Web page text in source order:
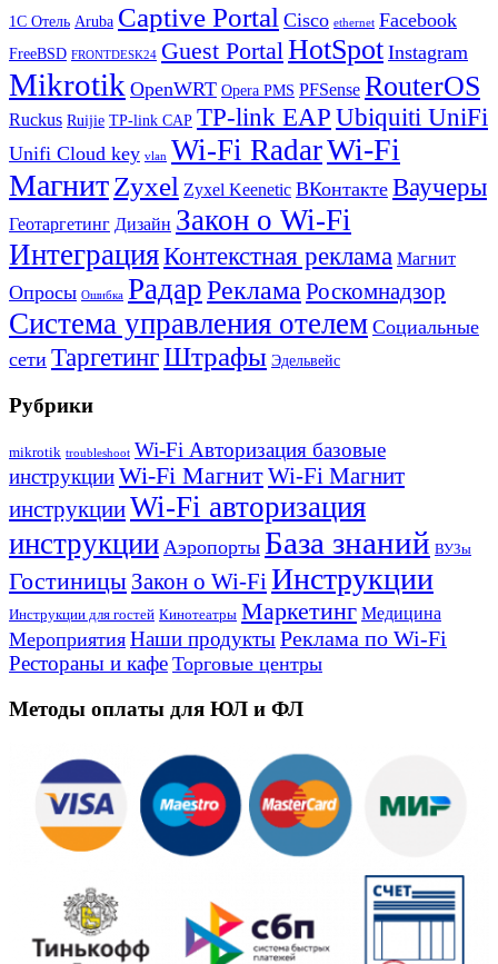
1С Отель Aruba Captive Portal Cisco ethernet Facebook
FreeBSD FRONTDESK24 Guest Portal HotSpot Instagram
Mikrotik OpenWRT Opera PMS PFSense RouterOS
Ruckus Ruijie TP-link CAP TP-link EAP Ubiquiti UniFi
Unifi Cloud key vlan Wi-Fi RadarWi-Fi
МагнитZyxel Zyxel Keenetic ВКонтакте Ваучеры
Геотаргетинг Дизайн Закон о Wi-Fi
ИнтеграцияКонтекстная реклама Магнит
Опросы Ошибка РадарРеклама Роскомнадзор
Система управления отелем Социальные
сети ТаргетингШтрафы Эдельвейс
Рубрики
mikrotik troubleshoot Wi-Fi Авторизация базовые
инструкцииWi-Fi МагнитWi-Fi Магнит
инструкцииWi-Fi авторизация
инструкции Аэропорты База знаний ВУЗы
Гостиницы Закон о Wi-FiИнструкции
Инструкции для гостей Кинотеатры Маркетинг Медицина
Мероприятия Наши продуктыРеклама по Wi-Fi
Рестораны и кафе Торговые центры
Методы оплаты для ЮЛ и ФЛ